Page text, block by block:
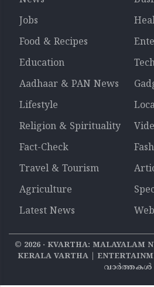
Jobs
Food & Recipes
Education
Aadhaar & PAN News
Lifestyle
Religion & Spirituality
Fact-Check
Travel & Tourism
Agriculture
Latest News
© 2026‧ KVARTHA: MALAYALAM
KERALA VARTHA |
വാര്‍ത്തകൾ |